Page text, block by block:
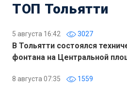
ТОП Тольятти
5 августа 16:42 3027
В Тольятти состоялся
фонтана на Центральной
8 августа 07:35 1559